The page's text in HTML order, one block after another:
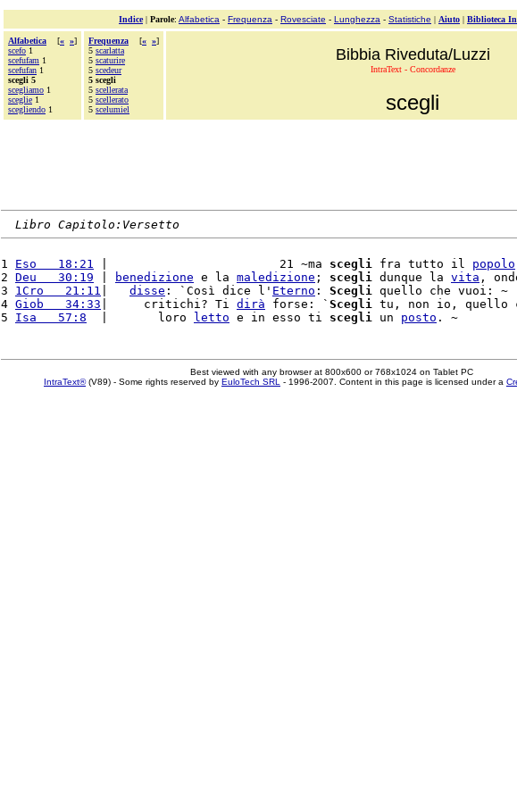
Indice| Parole: Alfabetica - Frequenza - Rovesciate - Lunghezza - Statistiche | Aiuto | Biblioteca
Alfabetica [« »]
scefo 1
scefufam 1
scefufan 1
scegli 5
scegliamo 1
sceglie 1
scegliendo 1
Frequenza [« »]
5 scarlatta
5 scaturire
5 scedeur
5 scegli
5 scellerata
5 scellerato
5 scelumiel
Bibbia Riveduta/Luzzi
IntraText - Concordanze
scegli
Libro Capitolo:Versetto
1 Eso   18:21 |                        21 ~ma scegli fra tutto il popolo
2 Deu   30:19 benedizione e la maledizione ; scegli dunque la vita ,
3 1Cro   21:11 disse : `Così dice l' Eterno : Scegli quello che vuoi: ~
4 Giob   34:33 |     critichi? Ti dirà forse: ` Scegli tu, non io, quello
5 Isa   57:8
  |       loro
letto e in esso ti scegli un posto
Best viewed with any browser at 800x600 or 768x1024 on Tablet PC
IntraText®(V89) - Some rights reserved by EuloTech SRL - 1996-2007. Content in this page is licensed under a